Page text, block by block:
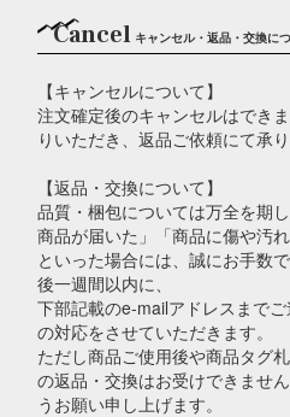
Cancel キャンセル・返品・交換に
【キャンセルについて】
注文確定後のキャンセルはでき
りいただき、返品ご依頼にて承り
【返品・交換について】
品質・梱包については万全を期
商品が届いた」「商品に傷や汚れ
といった場合には、誠にお手数
後一週間以内に、
下部記載のe-mailアドレスまで
の対応をさせていただきます。
ただし商品ご使用後や商品タグ
の返品・交換はお受けできませ
うお願い申し上げます。